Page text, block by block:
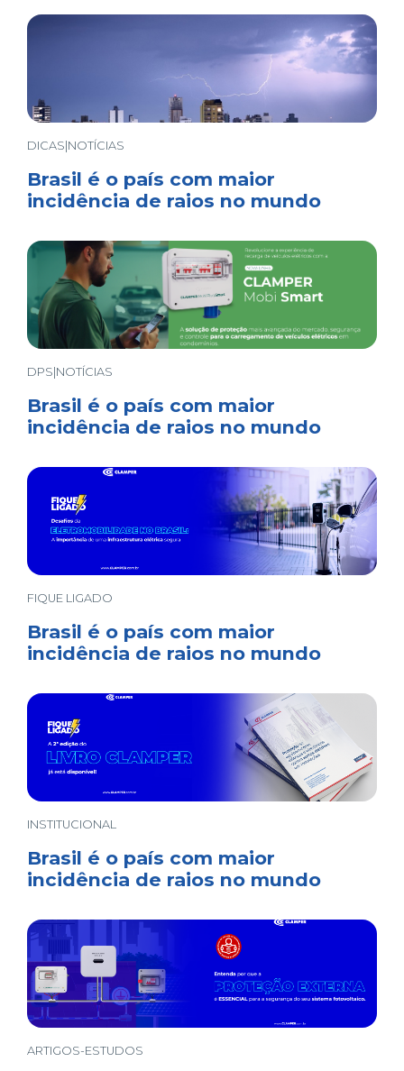
DICAS|NOTÍCIAS
Brasil é o país com maior
incidência de raios no mundo
DPS|NOTÍCIAS
Brasil é o país com maior
incidência de raios no mundo
FIQUE LIGADO
Brasil é o país com maior
incidência de raios no mundo
INSTITUCIONAL
Brasil é o país com maior
incidência de raios no mundo
ARTIGOS-ESTUDOS